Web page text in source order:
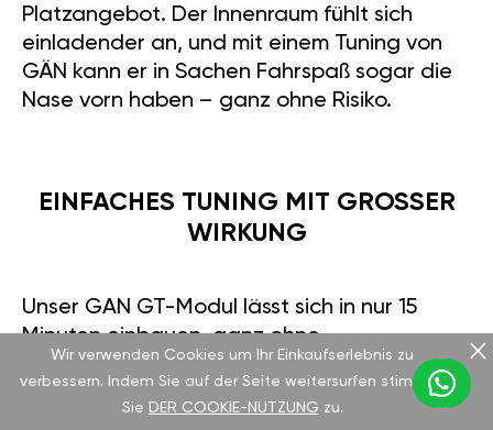
Platzangebot. Der Innenraum fühlt sich
einladender an, und mit einem Tuning von
GÄN kann er in Sachen Fahrspaß sogar die
Nase vorn haben – ganz ohne Risiko.
EINFACHES TUNING MIT GROSSER W
IRKUNG
Unser GAN GT-Modul lässt sich in nur 15
Minuten einbauen, ganz ohne
Mechanikerkenntnisse. Sie steigern die
Wir verwenden Cookies um Ihr Einkaufserlebnis zu
verbessern. Indem Sie auf der Seite weitersurfen stimmen
Sie DER COOKIE-NUTZUNG zu.